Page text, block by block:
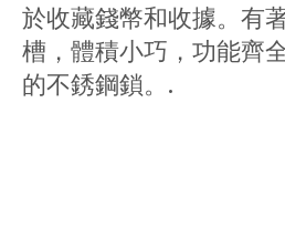
於收藏錢幣和收據。有
槽，體積小巧，功能齊
的不銹鋼鎖。.